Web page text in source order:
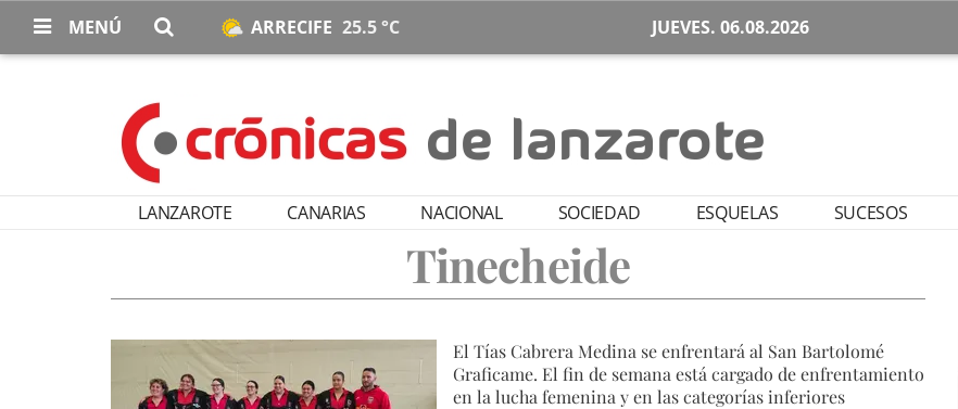
MENÚ ARRECIFE 25.5 °C JUEVES. 06.08.2026
LANZAROTE CANARIAS NACIONAL SOCIEDAD ESQUELAS SUCESOS
Tinecheide
El Tías Cabrera Medina se enfrentará al San Bartolomé
Graficame. El fin de semana está cargado de enfrentamiento
en la lucha femenina y en las categorías inferiores